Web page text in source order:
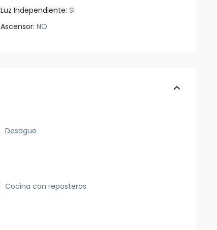
Luz Independiente: SI
Ascensor: NO
Desagüe
Cocina con reposteros